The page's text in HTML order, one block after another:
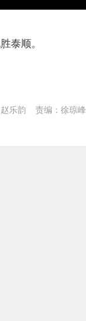
泰顺。
乐韵 责编：徐琼峰